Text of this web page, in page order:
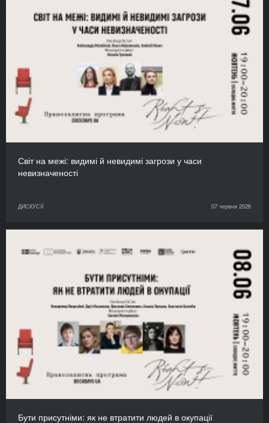
Світ на межі: видимі й невидимі загрози у часи
невизначеності
ДИСКУСІЇ 07 червня 2026
Бути присутніми: як не втратити людей в окупації